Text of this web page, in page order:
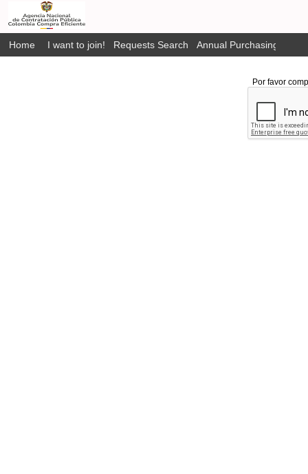
Home I want to join! Requests Search Annual Purchasing Plan
Por favor